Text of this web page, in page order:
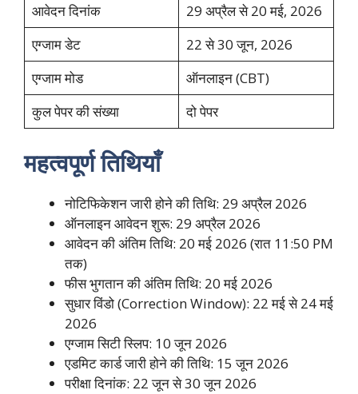
आवेदन दिनांक
29 अप्रैल से 20 मई, 2026
एग्जाम डेट
22 से 30 जून, 2026
एग्जाम मोड
ऑनलाइन (CBT)
कुल पेपर की संख्या
दो पेपर
महत्वपूर्ण तिथियाँ
नोटिफिकेशन जारी होने की तिथि: 29 अप्रैल 2026
ऑनलाइन आवेदन शुरू: 29 अप्रैल 2026
आवेदन की अंतिम तिथि: 20 मई 2026 (रात 11:50 PM
तक)
फीस भुगतान की अंतिम तिथि: 20 मई 2026
सुधार विंडो (Correction Window): 22 मई से 24 मई
2026
एग्जाम सिटी स्लिप: 10 जून 2026
एडमिट कार्ड जारी होने की तिथि: 15 जून 2026
परीक्षा दिनांक: 22 जून से 30 जून 2026